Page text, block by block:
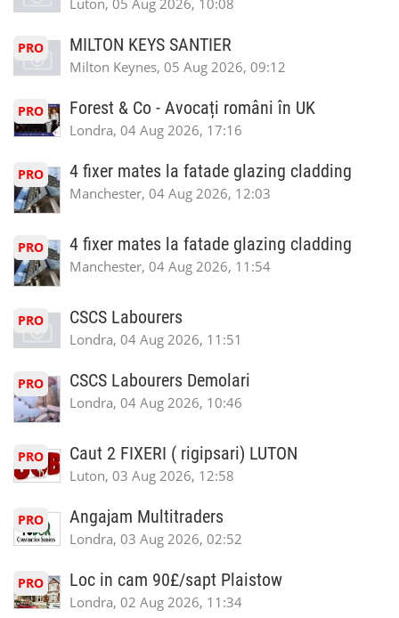
Luton, 05 Aug 2026, 10:08
PRO MILTON KEYS SANTIER
Milton Keynes, 05 Aug 2026, 09:12
PRO Forest & Co - Avocați români în UK
Londra, 04 Aug 2026, 17:16
PRO 4 fixer mates la fatade glazing cladding
Manchester, 04 Aug 2026, 12:03
PRO 4 fixer mates la fatade glazing cladding
Manchester, 04 Aug 2026, 11:54
PRO CSCS Labourers
Londra, 04 Aug 2026, 11:51
PRO CSCS Labourers Demolari
Londra, 04 Aug 2026, 10:46
PRO Caut 2 FIXERI ( rigipsari) LUTON
Luton, 03 Aug 2026, 12:58
PRO Angajam Multitraders
Londra, 03 Aug 2026, 02:52
PRO Loc in cam 90£/sapt Plaistow
Londra, 02 Aug 2026, 11:34